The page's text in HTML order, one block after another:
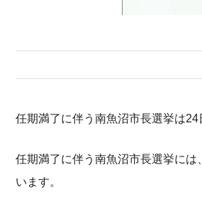
任期満了に伴う南魚沼市長選挙は
任期満了に伴う南魚沼市長選挙に
います。